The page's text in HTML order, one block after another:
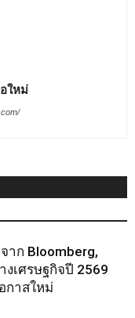
ใหม่
าก Bloomberg,
งเศรษฐกิจปี 2569
กาสใหม่